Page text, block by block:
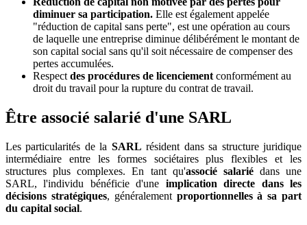
diminuer sa participation. Elle est également appelée
"réduction de capital sans perte", est une opération au cours
de laquelle une entreprise diminue délibérément le montant de
son capital social sans qu'il soit nécessaire de compenser des
pertes accumulées.
Respect des procédures de licenciement conformément au
droit du travail pour la rupture du contrat de travail.
Être associé salarié d'une SARL
Les particularités de la SARL résident dans sa structure juridique
intermédiaire entre les formes sociétaires plus flexibles et les
structures plus complexes. En tant qu'associé salariédans une
SARL, l'individu bénéficie d'une implication directe dans les
décisions stratégiques, généralementproportionnelles à sa part
du capital social.